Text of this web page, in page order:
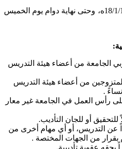
خلال الفترة من يوم الأحد 18/1/1442ه، وحتى نهاية دوام يوم الخميس
الجامعة من أعضاء هيئة التدريس
من أعضاء هيئة التدريس
.
رأس العمل في الجامعة غير معار
للتحقيق أو للجان التأديب.
عن التدريس، أو أي مهام أخرى من
من الجهات المختصة .
بحقه عقوبة تأديبية.